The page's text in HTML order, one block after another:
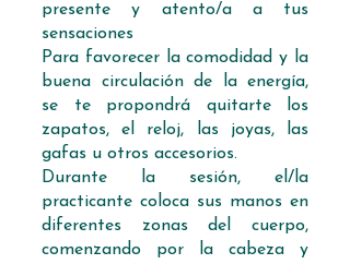
presente y atento/a a tus
sensaciones
Para favorecer la comodidad y la
buena circulación de la energía,
se te propondrá quitarte los
zapatos, el reloj, las joyas, las
gafas u otros accesorios.
Durante la sesión, el/la
practicante coloca sus manos en
diferentes zonas del cuerpo,
comenzando por la cabeza y